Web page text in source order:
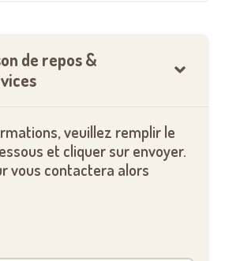
de repos &
veuillez remplir le
et cliquer sur envoyer.
vous contactera alors